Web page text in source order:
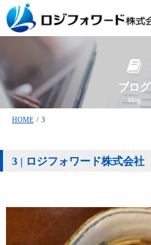
ブログ
blog
HOME / 3
3 | ロジフォワード株式会社